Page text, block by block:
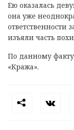
Ею оказалась
она уже
ответственности
изъяли часть
По данному факту
«Кража».